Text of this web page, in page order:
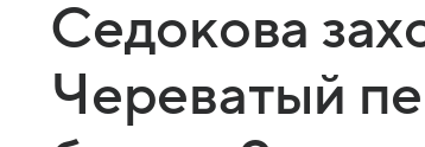
Седокова
Череватый